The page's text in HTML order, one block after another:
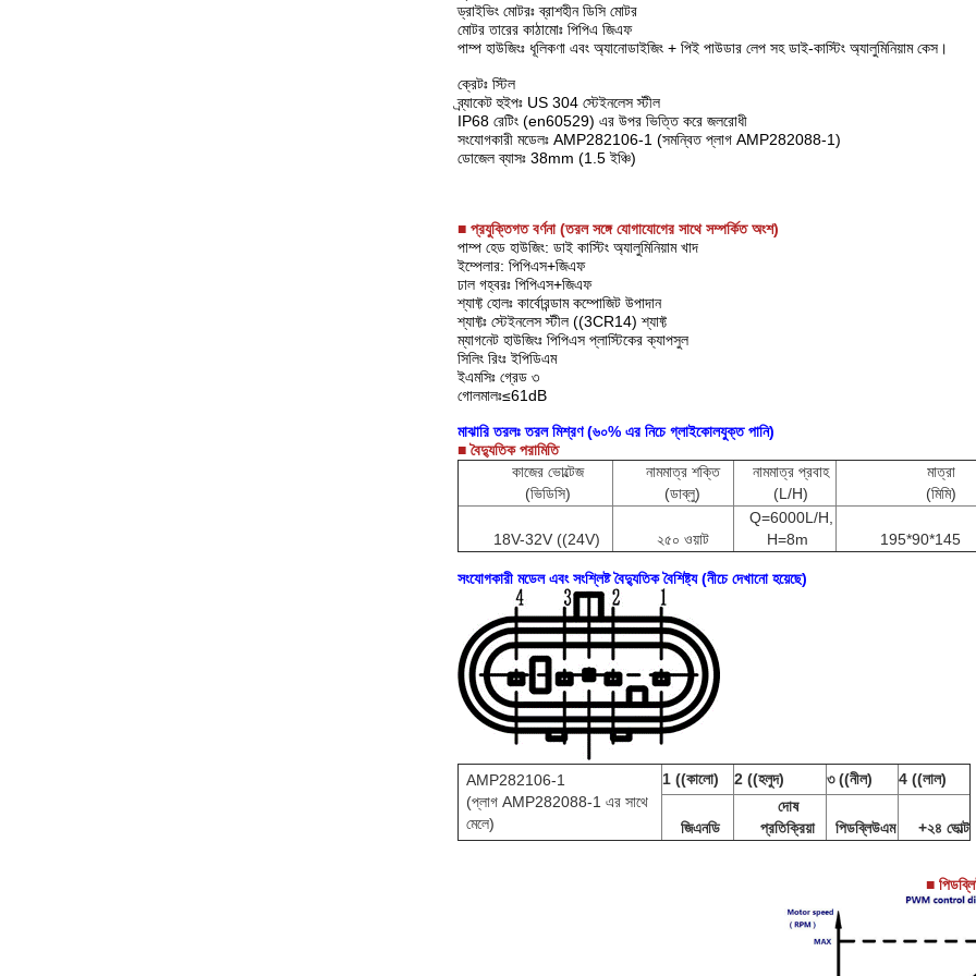
ড্রাইভিং মোটরঃ ব্রাশহীন ডিসি মোটর
মোটর তারের কাঠামোঃ পিপিএ জিএফ
পাম্প হাউজিংঃ ধূলিকণা এবং অ্যানোডাইজিং + পিই পাউডার লেপ সহ ডাই-কাস্টিং অ্যালুমিনিয়াম কেস।
ক্রেটঃ স্টিল
ব্র্যাকেট হুইপঃ US 304 স্টেইনলেস স্টীল
IP68 রেটিং (en60529) এর উপর ভিত্তি করে জলরোধী
সংযোগকারী মডেলঃ AMP282106-1 (সমন্বিত প্লাগ AMP282088-1)
ডোজেল ব্যাসঃ 38mm (1.5 ইঞ্চি)
■ প্রযুক্তিগত বর্ণনা (তরল সঙ্গে যোগাযোগের সাথে সম্পর্কিত অংশ)
পাম্প হেড হাউজিং: ডাই কাস্টিং অ্যালুমিনিয়াম খাদ
ইম্পেলার: পিপিএস+জিএফ
ঢাল গহ্বরঃ পিপিএস+জিএফ
শ্যাফ্ট হোলঃ কার্বোরন্ডাম কম্পোজিট উপাদান
শ্যাফ্টঃ স্টেইনলেস স্টীল ((3CR14) শ্যাফ্ট
ম্যাগনেট হাউজিংঃ পিপিএস প্লাস্টিকের ক্যাপসুল
সিলিং রিংঃ ইপিডিএম
ইএমসিঃ গ্রেড ৩
গোলমালঃ≤61dB
মাঝারি তরলঃ তরল মিশ্রণ (৬০% এর নিচে গ্লাইকোলযুক্ত পানি)
■ বৈদ্যুতিক পরামিতি
কাজের ভোল্টেজ
(ভিডিসি)
নামমাত্র শক্তি
(ডাব্লু)
নামমাত্র প্রবাহ
(L/H)
মাত্রা
(মিমি)
18V-32V ((24V) ২৫০ ওয়াট
Q=6000L/H,
H=8m
195*90*145
সংযোগকারী মডেল এবং সংশ্লিষ্ট বৈদ্যুতিক বৈশিষ্ট্য (নীচে দেখানো হয়েছে)
AMP282106-1
(প্লাগ AMP282088-1 এর সাথে
মেলে)
1 ((কালো) 2 ((হলুদ) ৩ ((নীল) 4 ((লাল)
জিএনডি
দোষ
প্রতিক্রিয়া
পিডব্লিউএম +২৪ ভোল্ট
■